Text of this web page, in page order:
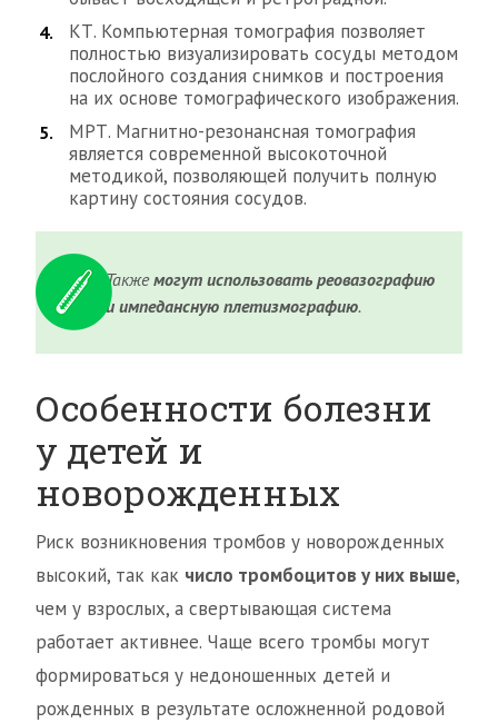
КТ. Компьютерная томография позволяет
полностью визуализировать сосуды методом
послойного создания снимков и построения
на их основе томографического изображения.
МРТ. Магнитно-резонансная томография
является современной высокоточной
методикой, позволяющей получить полную
картину состояния сосудов.
Такжемогут использовать реовазографию
и импедансную плетизмографию.
Особенности болезни
у детей и
новорожденных
Риск возникновения тромбов у новорожденных
высокий, так как число тромбоцитов у них выше,
чем у взрослых, а свертывающая система
работает активнее. Чаще всего тромбы могут
формироваться у недоношенных детей и
рожденных в результате осложненной родовой